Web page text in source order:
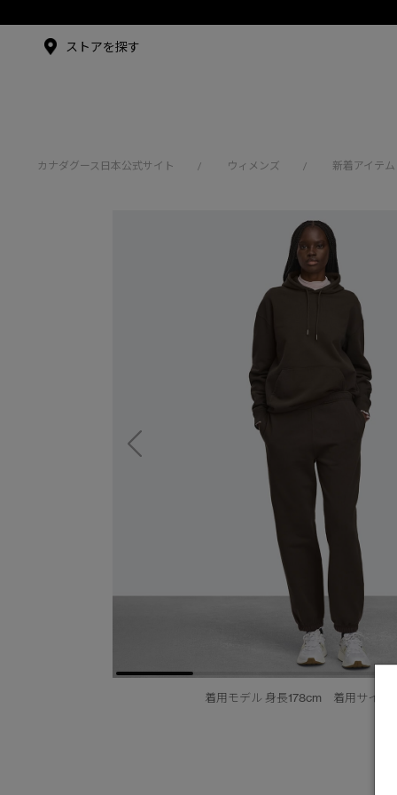
アンバサダー
ストアを探す
カナダグース日本公式サイト / ウィメンズ / 新着アイテム
着用モデル 身長178cm 着用サイズ